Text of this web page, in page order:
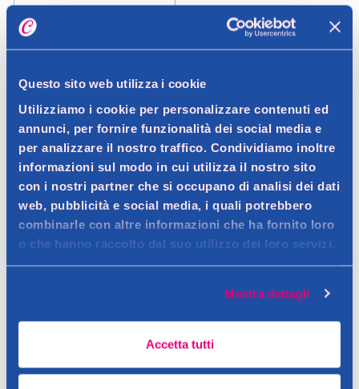
Questo sito web utilizza i cookie
Utilizziamo i cookie per personalizzare contenuti ed
annunci, per fornire funzionalità dei social media e
per analizzare il nostro traffico. Condividiamo inoltre
informazioni sul modo in cui utilizza il nostro sito
con i nostri partner che si occupano di analisi dei dati
web, pubblicità e social media, i quali potrebbero
combinarle con altre informazioni che ha fornito loro
o che hanno raccolto dal suo utilizzo dei loro servizi.
Mostra dettagli
Accetta tutti
7,99 €
Aggiungi
Help
Verifica disp. in negozio
Biberon e Tettarelle
I biberon e le tettarelle sono strumenti essenziali per
dell’allattamento. Questi prodotti permettono di
offrire al bambino latte materno o artificiale in modo
controllato, favorendo una crescita sana e serena. Su
Caddys.it troverai una selezione accurata di biberon e